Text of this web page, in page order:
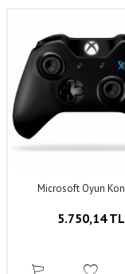
Microsoft Oyun
5.750,14 TL